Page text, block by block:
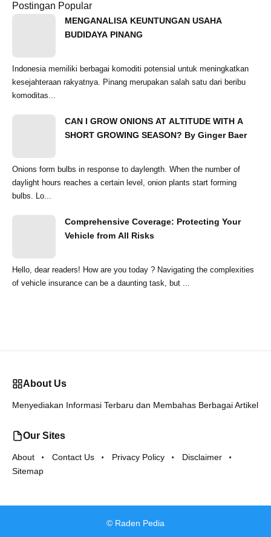
Postingan Popular
MENGANALISA KEUNTUNGAN USAHA
BUDIDAYA PINANG
Indonesia memiliki berbagai komoditi potensial untuk meningkatkan
kesejahteraan rakyatnya. Pinang merupakan salah satu dari beribu
komoditas...
CAN I GROW ONIONS AT ALTITUDE WITH A
SHORT GROWING SEASON? By Ginger Baer
Onions form bulbs in response to daylength. When the number of
daylight hours reaches a certain level, onion plants start forming
bulbs. Lo...
Comprehensive Coverage: Protecting Your
Vehicle from All Risks
Hello, dear readers! How are you today ? Navigating the complexities
of vehicle insurance can be a daunting task, but ...
About Us
Menyediakan Informasi Terbaru dan Membahas Berbagai Artikel
Our Sites
About Contact Us Privacy Policy
Disclaimer
Sitemap
© Raden Pedia